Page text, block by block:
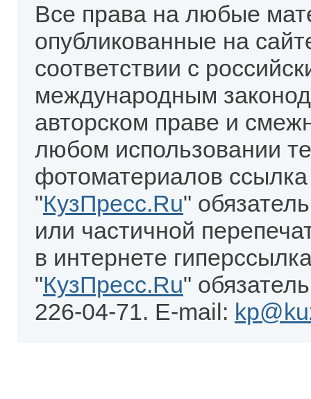
Все права на любые
опубликованные на
соответствии с
международным
авторском праве и
любом использовании
фотоматериалов
"КузПресс.Ru"
или частичной
в интернете
"КузПресс.Ru"
226-04-71. E-mail: